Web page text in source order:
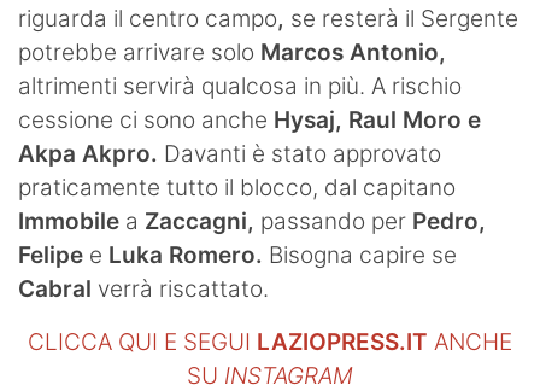
riguarda il centro campo, se resterà il Sergente
potrebbe arrivare solo Marcos Antonio,
altrimenti servirà qualcosa in più. A rischio
cessione ci sono anche Hysaj, Raul Moro e
Akpa Akpro. Davanti è stato approvato
praticamente tutto il blocco, dal capitano
Immobile a Zaccagni, passando per Pedro,
Felipe e Luka Romero. Bisogna capire se
Cabral verrà riscattato.
CLICCA QUI E SEGUI LAZIOPRESS.IT ANCHE
SU INSTAGRAM